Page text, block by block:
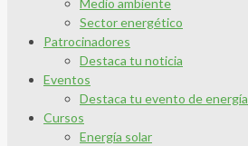
Medio ambiente
Sector energético
Patrocinadores
Destaca tu noticia
Eventos
Destaca tu evento de energía
Cursos
Energía solar